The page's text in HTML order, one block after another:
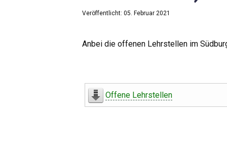
Veröffentlicht: 05. Februar 2021
Anbei die offenen Lehrstellen im
Offene Lehrstellen